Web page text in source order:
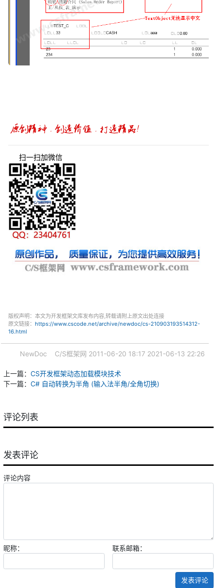
扫一扫加微信
版权声明：本文为开发框架文库发布内容,转载请附上原文出处连接
原文链接： https://www.cscode.net/archive/newdoc/cs-210903193514312-
16.html
NewDoc C/S框架网 2011-06-20 18:17 2021-06-13 22:26
上一篇： CS开发框架动态加载模块技术
下一篇： C# 自动转换为半角 (输入法半角/全角切换)
评论列表
发表评论
评论内容
昵称： 联系邮箱：
发表评论